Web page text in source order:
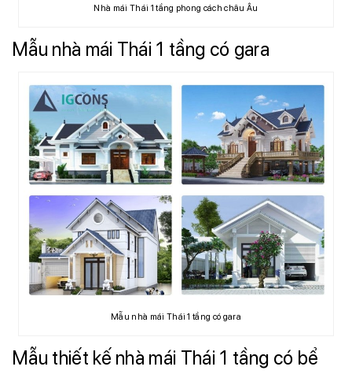
Nhà mái Thái 1 tầng phong cách châu Âu
Mẫu nhà mái Thái 1 tầng có gara
Mẫu nhà mái Thái 1 tầng có gara
Mẫu thiết kế nhà mái Thái 1 tầng có bể